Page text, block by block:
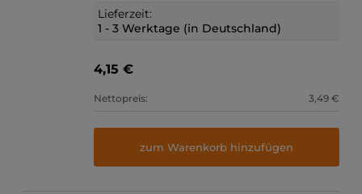
Lieferzeit:
1 - 3 Werktage (in Deutschland)
4,15 €
Nettopreis: 3,49 €
zum Warenkorb hinzufügen